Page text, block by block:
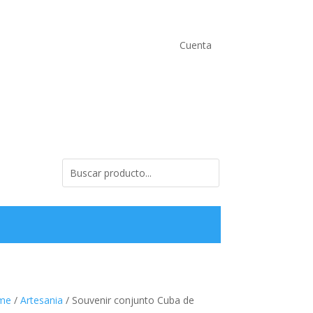
Cuenta
/ Artesania / Souvenir conjunto Cuba de